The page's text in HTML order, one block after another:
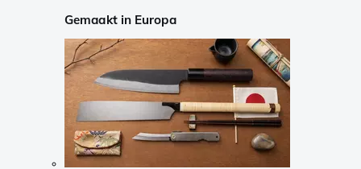
Gemaakt in Europa